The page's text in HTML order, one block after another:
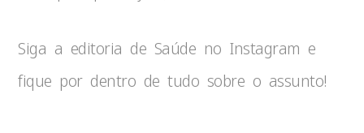
Siga a editoria de Saúde no Instagram e
fique por dentro de tudo sobre o assunto!